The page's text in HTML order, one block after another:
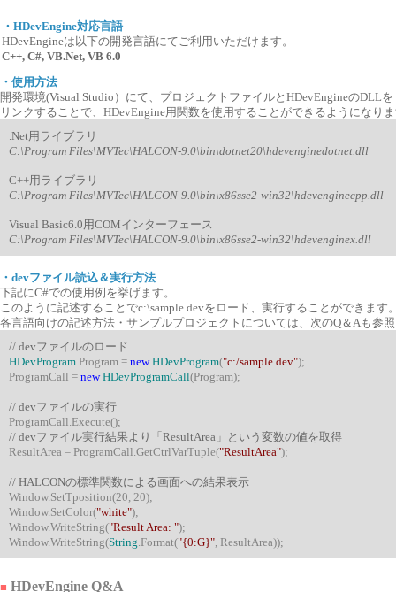
・HDevEngine対応言語
HDevEngineは以下の開発言語にてご利用いただけます。
C++, C#, VB.Net, VB 6.0
・使用方法
開発環境(Visual Studio）にて、プロジェクトファイルとHDevEngineのDLL
リンクすることで、HDevEngine用関数を使用することができるようになり
.Net用ライブラリ
C:\Program Files\MVTec\HALCON-9.0\bin\dotnet20\hdevenginedotnet.dll
C++用ライブラリ
C:\Program Files\MVTec\HALCON-9.0\bin\x86sse2-win32\hdevenginecpp.dll
Visual Basic6.0用COMインターフェース
C:\Program Files\MVTec\HALCON-9.0\bin\x86sse2-win32\hdevenginex.dll
・devファイル読込＆実行方法
下記にC#での使用例を挙げます。
このように記述することでc:\sample.devをロード、実行することができます
各言語向けの記述方法・サンプルプロジェクトについては、次のQ＆Aも参
// devファイルのロード
HDevProgram Program = new HDevProgram("c:/sample.dev");
ProgramCall = new HDevProgramCall(Program);
// devファイルの実行
ProgramCall.Execute();
// devファイル実行結果より「ResultArea」という変数の値を取得
ResultArea = ProgramCall.GetCtrlVarTuple("ResultArea");
// HALCONの標準関数による画面への結果表示
Window.SetTposition(20, 20);
Window.SetColor("white");
Window.WriteString("Result Area: ");
Window.WriteString(String.Format("{0:G}", ResultArea));
■ HDevEngine Q&A